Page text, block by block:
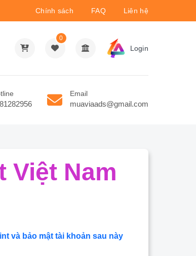
Chính sách FAQ Liên hệ
0
Login
Email
muaviaads@gmail.com
Việt Nam
và bảo mật tài khoản sau này